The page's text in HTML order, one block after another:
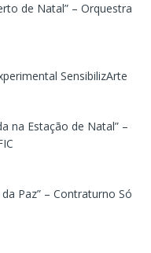
de Natal” – Orquestra
SensibilizArte
na Estação de Natal” –
Paz” – Contraturno Só